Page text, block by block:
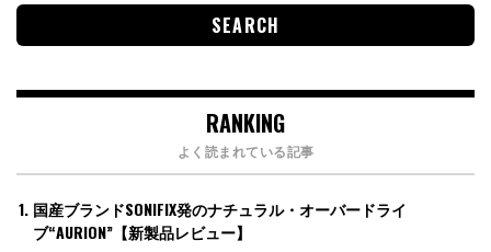
RANKING
よく読まれている記事
国産ブランドSONIFIX発のナチュラル・オーバードライ
ブ“AURION”【新製品レビュー】